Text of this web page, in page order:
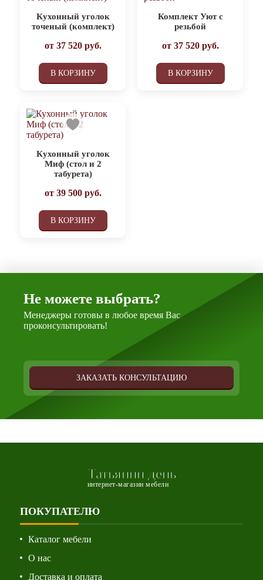
Кухонный уголок
точеный (комплект)
от 37 520руб.
В КОРЗИНУ
Комплект Уют с
резьбой
от 37 520руб.
В КОРЗИНУ
Кухонный уголок
Миф (стол и 2
табурета)
от 39 500руб.
В КОРЗИНУ
Не можете выбрать?
Менеджеры готовы в любое время Вас
проконсультировать!
ЗАКАЗАТЬ КОНСУЛЬТАЦИЮ
Татьянин день
интернет-магазин мебели
ПОКУПАТЕЛЮ
Каталог мебели
О нас
Доставка и оплата